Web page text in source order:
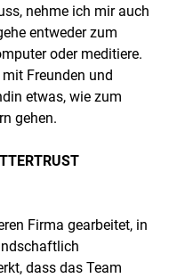
nehme ich mir auch
entweder zum
oder meditiere.
Freunden und
etwas, wie zum
gehen.
Firma gearbeitet, in
dass das Team